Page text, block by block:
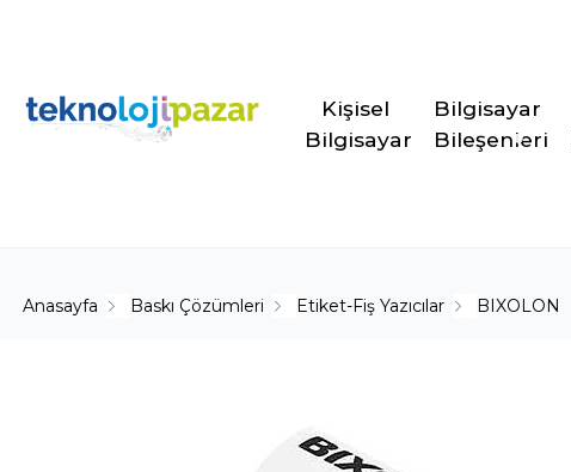
Kişisel
Bilgisayar
Bilgisayar
Bileşenleri
Anasayfa Baskı Çözümleri Etiket-Fiş Yazıcılar BIXOLON